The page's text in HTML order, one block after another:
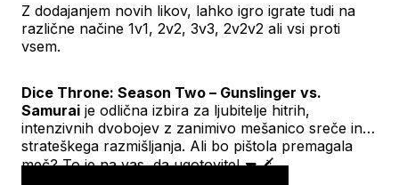
Z dodajanjem novih likov, lahko igro igrate tudi na
različne načine 1v1, 2v2, 3v3, 2v2v2 ali vsi proti
vsem.
Dice Throne: Season Two – Gunslinger vs.
Samurai je odlična izbira za ljubitelje hitrih,
intenzivnih dvobojev z zanimivo mešanico sreče in
strateškega razmišljanja. Ali bo pištola premagala
meč? To je na vas, da ugotovite! 🔫🗡️